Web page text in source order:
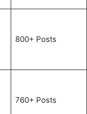
800+ Posts
760+ Posts